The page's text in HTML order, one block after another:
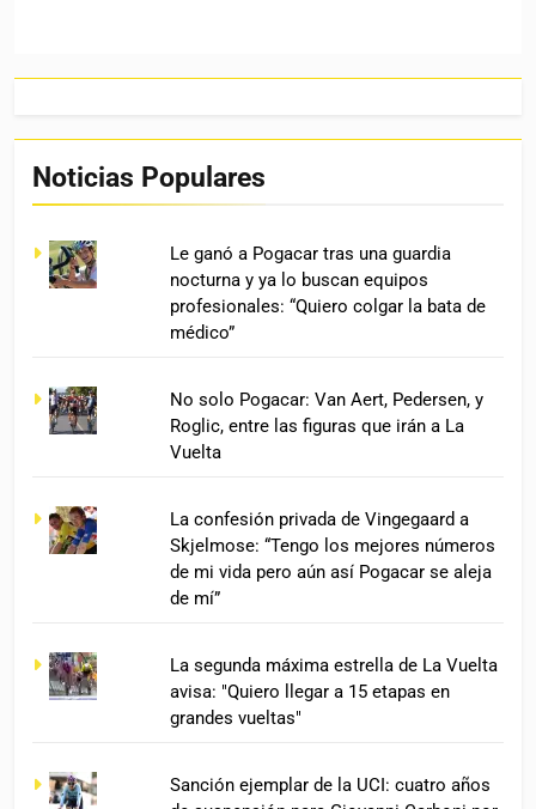
Noticias Populares
Le ganó a Pogacar tras una guardia
nocturna y ya lo buscan equipos
profesionales: “Quiero colgar la bata de
médico”
No solo Pogacar: Van Aert, Pedersen, y
Roglic, entre las figuras que irán a La
Vuelta
La confesión privada de Vingegaard a
Skjelmose: “Tengo los mejores números
de mi vida pero aún así Pogacar se aleja
de mí”
La segunda máxima estrella de La Vuelta
avisa: "Quiero llegar a 15 etapas en
grandes vueltas"
Sanción ejemplar de la UCI: cuatro años